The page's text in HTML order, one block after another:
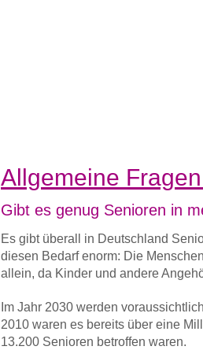
Allgemeine
Gibt es genug Senioren in
Es gibt überall in Deutschland
diesen Bedarf enorm: Die
allein, da Kinder und andere
Im Jahr 2030 werden
2010 waren es bereits über eine
13.200 Senioren betroffen waren.